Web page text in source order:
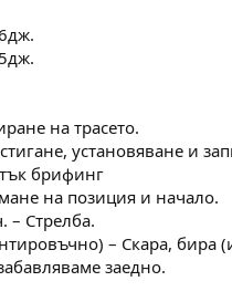
на трасето.
установяване и
брифинг
на позиция и начало.
– Стрелба.
– Скара, бира
заедно.